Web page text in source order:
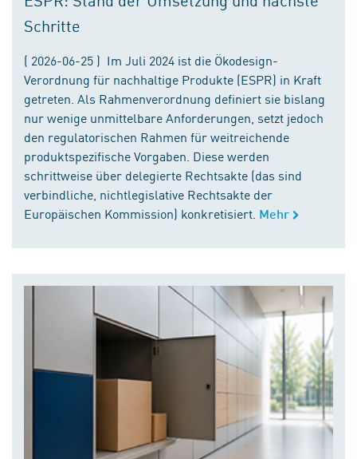
Schritte
( 2026-06-25 ) Im Juli 2024 ist die Ökodesign-
Verordnung für nachhaltige Produkte (ESPR) in Kraft
getreten. Als Rahmenverordnung definiert sie bislang
nur wenige unmittelbare Anforderungen, setzt jedoch
den regulatorischen Rahmen für weitreichende
produktspezifische Vorgaben. Diese werden
schrittweise über delegierte Rechtsakte (das sind
verbindliche, nichtlegislative Rechtsakte der
Europäischen Kommission) konkretisiert. Mehr